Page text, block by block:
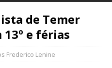
de Temer
13º e férias
Frederico Lenine